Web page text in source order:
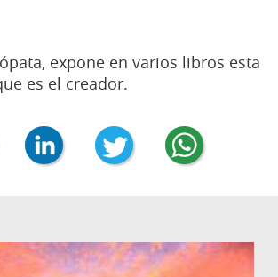
expone en varios libros esta
es el creador.